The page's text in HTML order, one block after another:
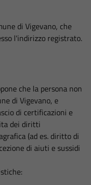
di Vigevano, che
l'indirizzo registrato.
che la persona non
di Vigevano, e
di certificazioni e
dei diritti
(ad es. diritto di
di aiuti e sussidi